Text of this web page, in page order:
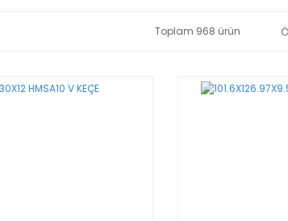
Toplam 968 ürün